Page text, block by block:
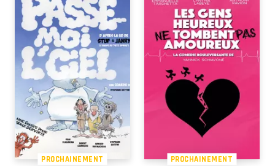
PROCHAINEMENT PROCHAINEMENT